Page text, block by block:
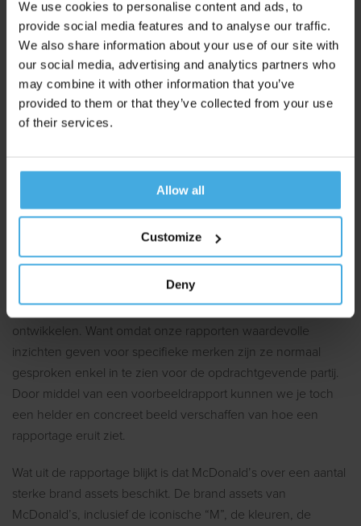
We use cookies to personalise content and ads, to
provide social media features and to analyse our traffic.
We also share information about your use of our site with
our social media, advertising and analytics partners who
may combine it with other information that you’ve
provided to them or that they’ve collected from your use
of their services.
Allow all
Customize
Deny
Onlangs voerde Unravel op eigen initiatief de Brand Asset
benieuwd of het merk inderdaad zo sterk is dat het
probleemloos zonder logo kan adverteren. En het was
natuurlijk een mooie gelegenheid om een openbaar
voorbeeldrapport van Brand Asset Monitoring te
ontwikkelen. Want omdat onze rapporten waardevolle
inzichten geven voor specifieke merken zijn ze normaal
gesproken enkel in te zien voor de opdrachtgevende partij.
Door middel van een voorbeeldrapport kunnen we je toch
een helder en concreet beeld verschaffen van hoe een
rapportage eruit ziet.
Wat uit de rapportage blijkt is dat McDonald’s over een aantal
sterke brand assets beschikt. De brand assets van
McDonald’s, inclusief de iconische “M”, de kleuren, de